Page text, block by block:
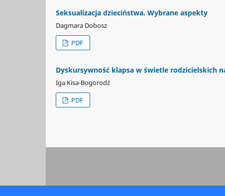
Seksualizacja dzieciństwa. Wybrane aspekty
Dagmara Dobosz
PDF
Dyskursywność klapsa w świetle rodzicielskich
Iga Kisa-Bogorodź
PDF